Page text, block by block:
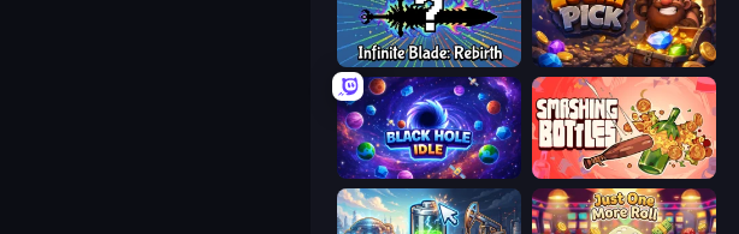
Infinite Blade: Rebirth Lucky Pick
Black Hole Idle Smashing Bottles